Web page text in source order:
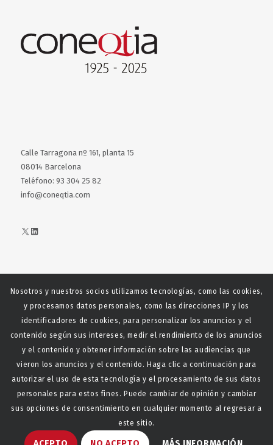
Calle Tarragona nº 161, planta 15
08014 Barcelona
Teléfono: 93 304 25 82
info@coneqtia.com
X LinkedIn
Web realizada con el patrocinio del Centro Español del Centro
Español de Derechos Reprofráficos
© Copyright - CONEQTIA. Diseño y desarrollo web La
Nosotros y nuestros socios utilizamos tecnologías, como las cookies,
y procesamos datos personales, como las direcciones IP y los
identificadores de cookies, para personalizar los anuncios y el
contenido según sus intereses, medir el rendimiento de los anuncios
y el contenido y obtener información sobre las audiencias que
vieron los anuncios y el contenido. Haga clic a continuación para
autorizar el uso de esta tecnología y el procesamiento de sus datos
personales para estos fines. Puede cambiar de opinión y cambiar
sus opciones de consentimiento en cualquier momento al regresar a
este sitio.